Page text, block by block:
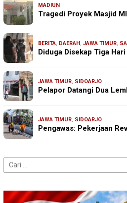
MADIUN
Tragedi Proyek Masjid
BERITA, DAERAH, JAWA TIMUR,
Diduga Disekap Tiga
JAWA TIMUR, SIDOARJO
Pelapor Datangi Dua
JAWA TIMUR, SIDOARJO
Pengawas: Pekerjaan
Cari
untuk: